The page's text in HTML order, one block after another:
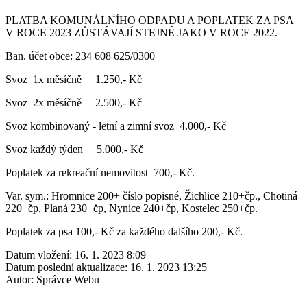
PLATBA KOMUNÁLNÍHO ODPADU A POPLATEK ZA PSA
V ROCE 2023 ZŮSTÁVAJÍ STEJNÉ JAKO V ROCE 2022.
Ban. účet obce: 234 608 625/0300
Svoz 1x měsíčně 1.250,- Kč
Svoz 2x měsíčně 2.500,- Kč
Svoz kombinovaný - letní a zimní svoz 4.000,- Kč
Svoz každý týden 5.000,- Kč
Poplatek za rekreační nemovitost 700,- Kč.
Var. sym.: Hromnice 200+ číslo popisné, Žichlice 210+čp., Chotiná
220+čp, Planá 230+čp, Nynice 240+čp, Kostelec 250+čp.
Poplatek za psa 100,- Kč za každého dalšího 200,- Kč.
Datum vložení: 16. 1. 2023 8:09
Datum poslední aktualizace: 16. 1. 2023 13:25
Autor: Správce Webu